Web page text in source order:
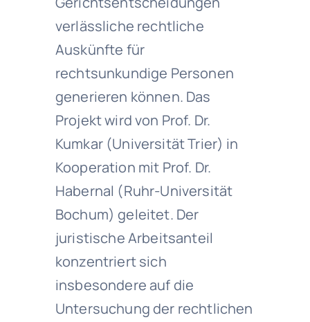
verlässliche rechtliche
Auskünfte für
rechtsunkundige Personen
generieren können. Das
Projekt wird von Prof. Dr.
Kumkar (Universität Trier) in
Kooperation mit Prof. Dr.
Habernal (Ruhr-Universität
Bochum) geleitet. Der
juristische Arbeitsanteil
konzentriert sich
insbesondere auf die
Untersuchung der rechtlichen